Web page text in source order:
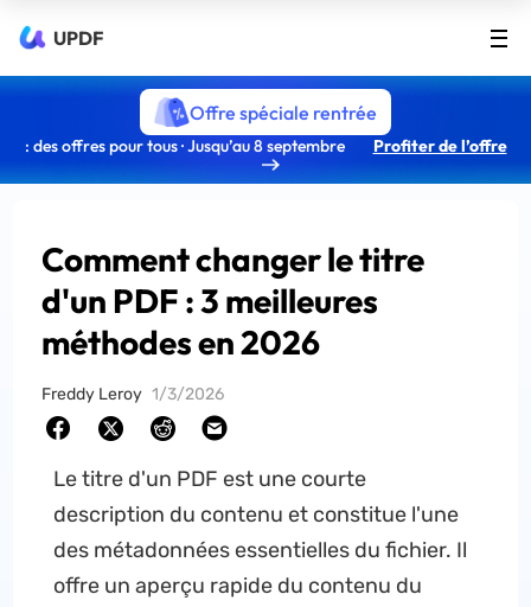
UPDF
Offre spéciale rentrée
: des offres pour tous · Jusqu’au 8 septembre Profiter de l’offre
Comment changer le titre
d'un PDF : 3 meilleures
méthodes en 2026
Freddy Leroy 1/3/2026
Le titre d'un PDF est une courte
description du contenu et constitue l'une
des métadonnées essentielles du fichier. Il
offre un aperçu rapide du contenu du